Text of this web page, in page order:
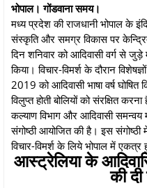
भोपाल। गोंडवाना समय।
मध्य प्रदेश की राजधानी भोपाल के
संस्कृति और समग्र विकास पर
दिन शनिवार को आदिवासी वर्ग से जुड़े
किया। विचार-विमर्श के दौरान
2019 को आदिवासी भाषा वर्ष
विलुप्त होती बोलियों को संरक्षित
कल्याण विभाग और आदिवासी समन्वय
संगोष्ठी आयोजित की है। इस
विचार-विमर्श के लिये भोपाल में एकत्र
आस्ट्रेलिया के
की